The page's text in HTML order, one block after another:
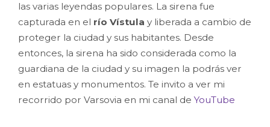
las varias leyendas populares. La sirena fue
capturada en el río Vístula y liberada a cambio de
proteger la ciudad y sus habitantes. Desde
entonces, la sirena ha sido considerada como la
guardiana de la ciudad y su imagen la podrás ver
en estatuas y monumentos. Te invito a ver mi
recorrido por Varsovia en mi canal deYouTube